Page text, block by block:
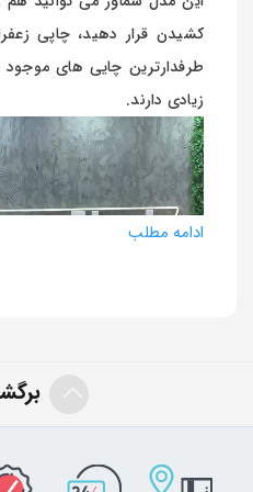
کشیدن قرار دهید، چاپی
طرفدارترین چایی های موجود
زیادی دارند.
نمایشگر
ویدیو
ادامه مطلب
ارسال به ایمیل
ارسال